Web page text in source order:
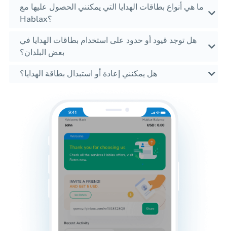
ما هي أنواع بطاقات الهدايا التي يمكنني الحصول عليها مع
Hablax؟
هل توجد قيود أو حدود على استخدام بطاقات الهدايا في
بعض البلدان؟
هل يمكنني إعادة أو استبدال بطاقة الهدايا؟